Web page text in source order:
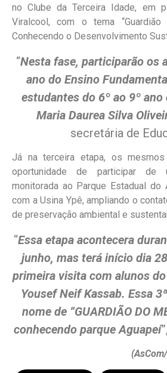
no Clube da Terceira Idade, em
Viralcool, com o tema
Conhecendo o Desenvolvimento
“Nesta fase, participarão os
ano do Ensino
estudantes do 6º ao 9º ano
Maria Daurea Silva
secretária de
Já na terceira etapa, os
oportunidade de participar de
monitorada ao Parque Estadual do
com a Usina Ypê, ampliando o
de preservação ambiental e
“Essa etapa acontecera
junho, mas terá início dia
primeira visita com alunos
Yousef Neif Kassab. Essa
nome de “GUARDIÃO DO
conhecendo parque Aguapeí